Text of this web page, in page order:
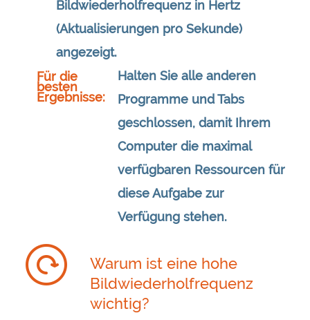
Bildwiederholfrequenz in Hertz
(Aktualisierungen pro Sekunde)
angezeigt.
Für die
besten
Ergebnisse:
Halten Sie alle anderen
Programme und Tabs
geschlossen, damit Ihrem
Computer die maximal
verfügbaren Ressourcen für
diese Aufgabe zur
Verfügung stehen.
Warum ist eine hohe
Bildwiederholfrequenz
wichtig?